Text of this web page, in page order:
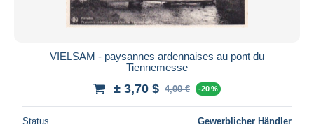
VIELSAM - paysannes ardennaises au pont du
Tiennemesse
± 3,70 $ 4,00 € -20 %
Status Gewerblicher Händler